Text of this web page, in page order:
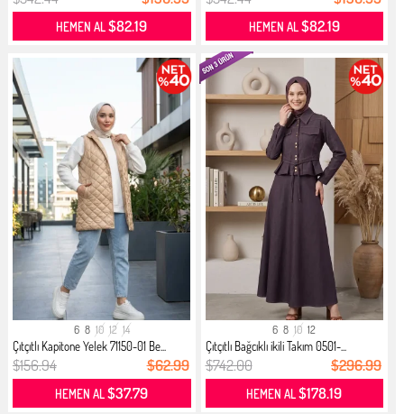
HEMEN AL$82.19 HEMEN AL$82.19
6 8 10 12 14
Çıtçıtlı Kapitone Yelek 71150-01 Be...
$156.94 $62.99
HEMEN AL$37.79
6 8 10 12
Çıtçıtlı Bağcıklı ikili Takım 0501-...
$742.00 $296.99
HEMEN AL$178.19